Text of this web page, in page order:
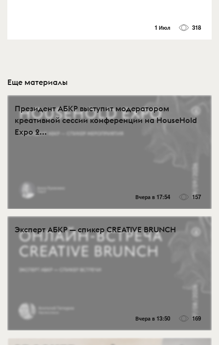
1 Июл 318
Еще материалы
Президент АБКР выступит модератором
креативной сессии конференции на HouseHold
Expo 2...
Вчера в 17:54 157
Эксперт АБКР — спикер CREATIVE BRUNCH
Вчера в 13:50 169